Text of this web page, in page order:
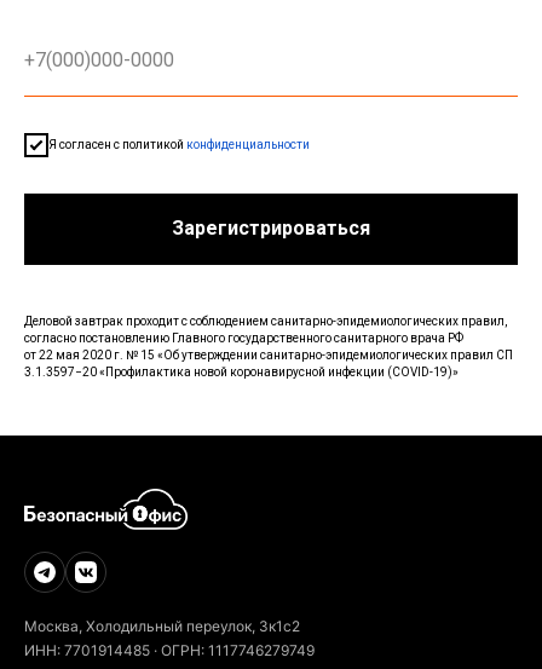
Я согласен c политикой конфиденциальности
Зарегистрироваться
Деловой завтрак проходит с соблюдением санитарно-эпидемиологических правил,
согласно постановлению Главного государственного санитарного врача РФ
от 22 мая 2020 г. № 15 «Об утверждении санитарно-эпидемиологических правил СП
3.1.3597−20 «Профилактика новой коронавирусной инфекции (COVID-19)»
Москва, Холодильный переулок, 3к1с2
ИНН: 7701914485 · ОГРН: 1117746279749